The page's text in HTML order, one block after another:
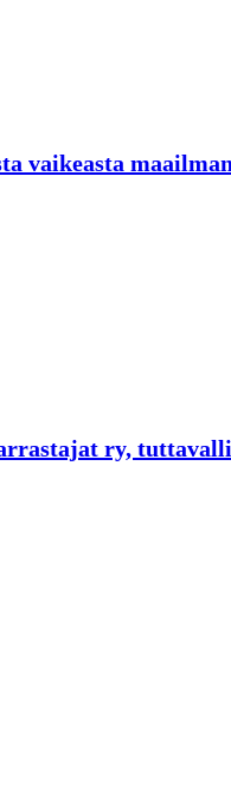
vaikeasta
ry,